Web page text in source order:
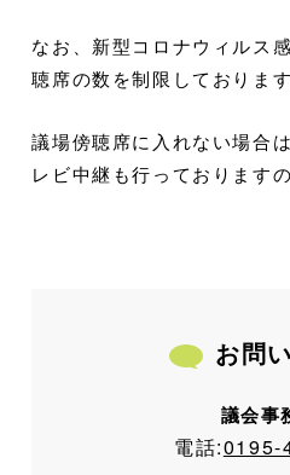
なお、新型コロナウィルス
聴席の数を制限しております
議場傍聴席に入れない場合
レビ中継も行っております
お問
議会事
電話:0195-